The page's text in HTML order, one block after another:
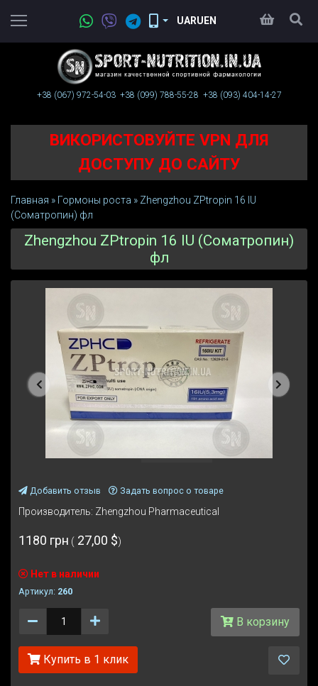
UARUEN
+38 (067) 972-54-03 +38 (099) 788-55-28 +38 (093) 404-14-27
ВИКОРИСТОВУЙТЕ VPN ДЛЯ
ДОСТУПУ ДО САЙТУ
Главная » Гормоны роста » Zhengzhou ZPtropin 16 IU
(Соматропин) фл
Zhengzhou ZPtropin 16 IU (Соматропин)
фл
Предыдущая
Добавить отзыв Задать вопрос о товаре
Производитель: Zhengzhou Pharmaceutical
1180 грн ( 27,00 $)
Нет в наличии
Артикул: 260
Количество
В корзину
Купить в 1 клик